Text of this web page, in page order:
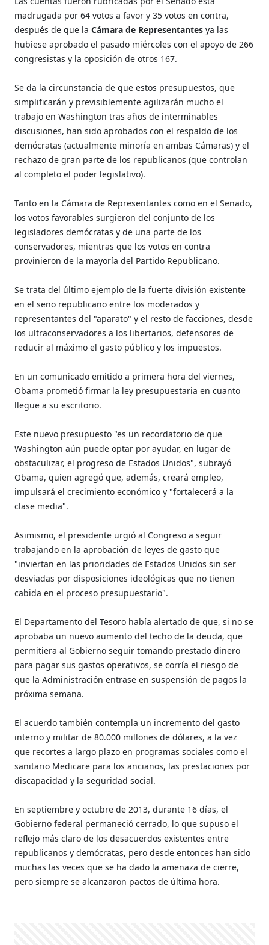
madrugada por 64 votos a favor y 35 votos en contra,
después de que laCámara de Representantes ya las
hubiese aprobado el pasado miércoles con el apoyo de 266
congresistas y la oposición de otros 167.
Se da la circunstancia de que estos presupuestos, que
simplificarán y previsiblemente agilizarán mucho el
trabajo en Washington tras años de interminables
discusiones, han sido aprobados con el respaldo de los
demócratas (actualmente minoría en ambas Cámaras) y el
rechazo de gran parte de los republicanos (que controlan
al completo el poder legislativo).
Tanto en la Cámara de Representantes como en el Senado,
los votos favorables surgieron del conjunto de los
legisladores demócratas y de una parte de los
conservadores, mientras que los votos en contra
provinieron de la mayoría del Partido Republicano.
Se trata del último ejemplo de la fuerte división existente
en el seno republicano entre los moderados y
representantes del "aparato" y el resto de facciones, desde
los ultraconservadores a los libertarios, defensores de
reducir al máximo el gasto público y los impuestos.
En un comunicado emitido a primera hora del viernes,
Obama prometió firmar la ley presupuestaria en cuanto
llegue a su escritorio.
Este nuevo presupuesto "es un recordatorio de que
Washington aún puede optar por ayudar, en lugar de
obstaculizar, el progreso de Estados Unidos", subrayó
Obama, quien agregó que, además, creará empleo,
impulsará el crecimiento económico y "fortalecerá a la
clase media".
Asimismo, el presidente urgió al Congreso a seguir
trabajando en la aprobación de leyes de gasto que
"inviertan en las prioridades de Estados Unidos sin ser
desviadas por disposiciones ideológicas que no tienen
cabida en el proceso presupuestario".
El Departamento del Tesoro había alertado de que, si no se
aprobaba un nuevo aumento del techo de la deuda, que
permitiera al Gobierno seguir tomando prestado dinero
para pagar sus gastos operativos, se corría el riesgo de
que la Administración entrase en suspensión de pagos la
próxima semana.
El acuerdo también contempla un incremento del gasto
interno y militar de 80.000 millones de dólares, a la vez
que recortes a largo plazo en programas sociales como el
sanitario Medicare para los ancianos, las prestaciones por
discapacidad y la seguridad social.
En septiembre y octubre de 2013, durante 16 días, el
Gobierno federal permaneció cerrado, lo que supuso el
reflejo más claro de los desacuerdos existentes entre
republicanos y demócratas, pero desde entonces han sido
muchas las veces que se ha dado la amenaza de cierre,
pero siempre se alcanzaron pactos de última hora.